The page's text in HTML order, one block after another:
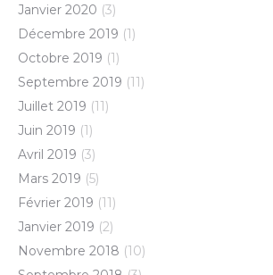
Janvier 2020 (3)
Décembre 2019 (1)
Octobre 2019 (1)
Septembre 2019 (11)
Juillet 2019 (11)
Juin 2019 (1)
Avril 2019 (3)
Mars 2019 (5)
Février 2019 (11)
Janvier 2019 (2)
Novembre 2018 (10)